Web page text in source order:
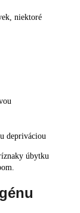
niektoré
depriváciou
úbytku